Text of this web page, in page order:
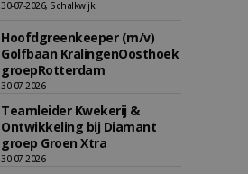
30-07-2026, Schalkwijk
Hoofdgreenkeeper (m/v)
Golfbaan KralingenOosthoek
groepRotterdam
30-07-2026
Teamleider Kwekerij &
Ontwikkeling bij Diamant
groep Groen Xtra
30-07-2026